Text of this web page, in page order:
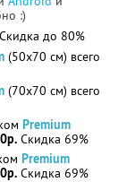
:)
до 80%
(50х70 см) всего
(70х70 см) всего
Premium
Скидка 69%
Premium
Скидка 69%